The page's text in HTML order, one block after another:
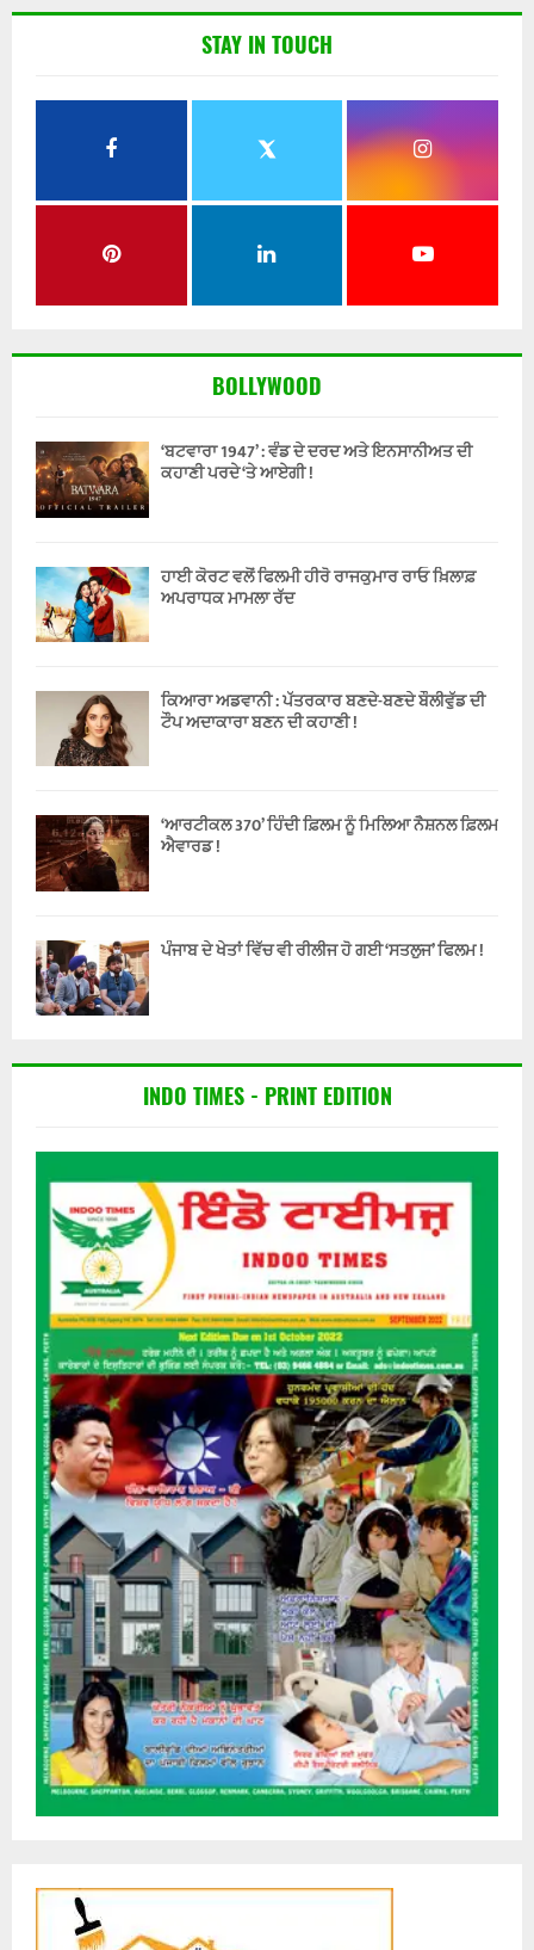
STAY IN TOUCH
BOLLYWOOD
‘ਬਟਵਾਰਾ 1947’ : ਵੰਡ ਦੇ ਦਰਦ ਅਤੇ ਇਨਸਾਨੀਅਤ ਦੀ
ਕਹਾਣੀ ਪਰਦੇ ‘ਤੇ ਆਏਗੀ !
ਹਾਈ ਕੋਰਟ ਵਲੋਂ ਫਿਲਮੀ ਹੀਰੋ ਰਾਜਕੁਮਾਰ ਰਾਓ ਖ਼ਿਲਾਫ਼
ਅਪਰਾਧਕ ਮਾਮਲਾ ਰੱਦ
ਕਿਆਰਾ ਅਡਵਾਨੀ : ਪੱਤਰਕਾਰ ਬਣਦੇ-ਬਣਦੇ ਬੌਲੀਵੁੱਡ ਦੀ
ਟੌਪ ਅਦਾਕਾਰਾ ਬਣਨ ਦੀ ਕਹਾਣੀ !
‘ਆਰਟੀਕਲ 370’ ਹਿੰਦੀ ਫ਼ਿਲਮ ਨੂੰ ਮਿਲਿਆ ਨੈਸ਼ਨਲ ਫ਼ਿਲਮ
ਐਵਾਰਡ !
ਪੰਜਾਬ ਦੇ ਖੇਤਾਂ ਵਿੱਚ ਵੀ ਰੀਲੀਜ ਹੋ ਗਈ ‘ਸਤਲੁਜ’ ਫਿਲਮ !
INDO TIMES - PRINT EDITION